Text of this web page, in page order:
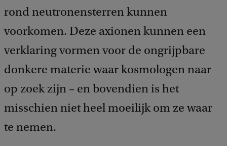
rond neutronensterren kunnen
voorkomen. Deze axionen kunnen een
verklaring vormen voor de ongrijpbare
donkere materie waar kosmologen naar
op zoek zijn – en bovendien is het
misschien niet heel moeilijk om ze waar
te nemen.